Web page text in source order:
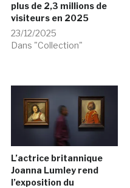
plus de 2,3 millions de
visiteurs en 2025
23/12/2025
Dans "Collection"
L’actrice britannique
Joanna Lumley rend
l’exposition du